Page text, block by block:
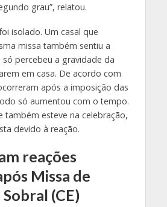
grau”, relatou.
isolado. Um casal que
missa também sentiu a
percebeu a gravidade da
em casa. De acordo com
após a imposição das
só aumentou com o tempo.
também esteve na celebração,
devido à reação.
reações
Missa de
(CE)